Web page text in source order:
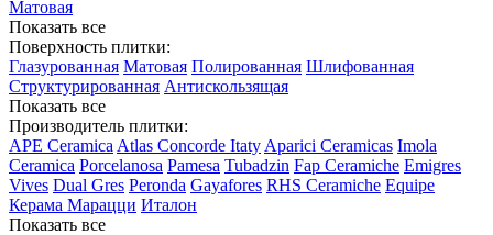
Матовая
Показать все
Поверхность плитки:
Глазурованная Матовая Полированная Шлифованная
Структурированная Антискользящая
Показать все
Производитель плитки:
APE Ceramica Atlas Concorde Itaty Aparici Ceramicas Imola
Ceramica Porcelanosa Pamesa Tubadzin Fap Ceramiche Emigres
Vives Dual Gres Peronda Gayafores RHS Ceramiche Equipe
Керама Марацци Италон
Показать все